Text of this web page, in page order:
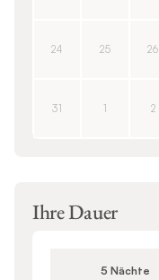
24 25 26
31 1 2
Ihre Dauer
5 Nächte